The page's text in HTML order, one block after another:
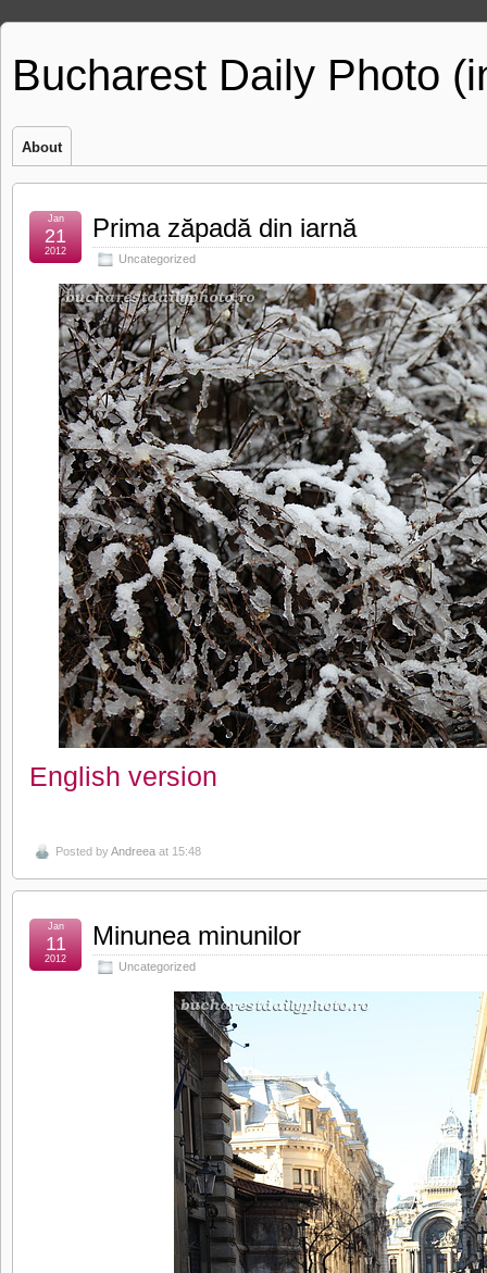
Bucharest Daily Photo
About
Prima zăpadă din iarnă
Uncategorized
Jan
21
2012
English version
Posted byAndreea at 15:48
Minunea minunilor
Uncategorized
Jan
11
2012